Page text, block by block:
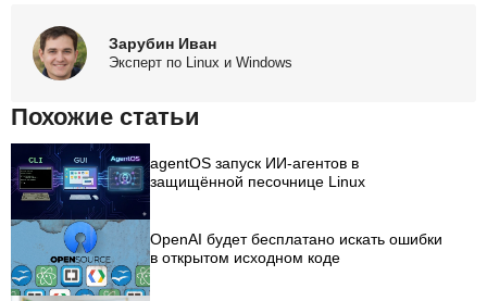
Зарубин Иван
Эксперт по Linux и Windows
Похожие статьи
agentOS запуск ИИ-агентов в
защищённой песочнице Linux
OpenAI будет бесплатано искать ошибки
в открытом исходном коде